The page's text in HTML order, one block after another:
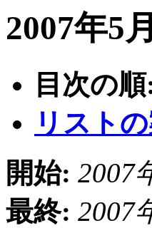
2007年5
目次の順
リスト
開始: 2007
最終: 2007